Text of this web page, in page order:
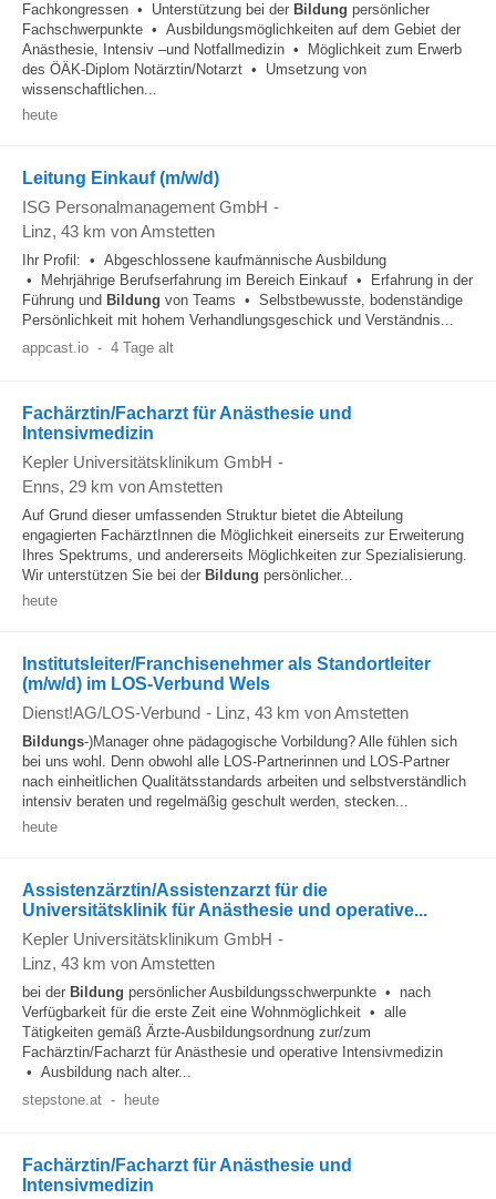
Fachkongressen • Unterstützung bei der Bildung persönlicher
Fachschwerpunkte • Ausbildungsmöglichkeiten auf dem Gebiet der
Anästhesie, Intensiv –und Notfallmedizin • Möglichkeit zum Erwerb
des ÖÄK-Diplom Notärztin/Notarzt • Umsetzung von
wissenschaftlichen...
heute
Leitung Einkauf (m/w/d)
ISG Personalmanagement GmbH -
Linz, 43 km von Amstetten
Ihr Profil: • Abgeschlossene kaufmännische Ausbildung
• Mehrjährige Berufserfahrung im Bereich Einkauf • Erfahrung in der
Führung und Bildung von Teams • Selbstbewusste, bodenständige
Persönlichkeit mit hohem Verhandlungsgeschick und Verständnis...
appcast.io - 4 Tage alt
Fachärztin/Facharzt für Anästhesie und
Intensivmedizin
Kepler Universitätsklinikum GmbH -
Enns, 29 km von Amstetten
Auf Grund dieser umfassenden Struktur bietet die Abteilung
engagierten FachärztInnen die Möglichkeit einerseits zur Erweiterung
Ihres Spektrums, und andererseits Möglichkeiten zur Spezialisierung.
Wir unterstützen Sie bei der Bildung persönlicher...
heute
Institutsleiter/Franchisenehmer als Standortleiter
(m/w/d) im LOS-Verbund Wels
Dienst!AG/LOS-Verbund - Linz, 43 km von Amstetten
Bildungs-)Manager ohne pädagogische Vorbildung? Alle fühlen sich
bei uns wohl. Denn obwohl alle LOS-Partnerinnen und LOS-Partner
nach einheitlichen Qualitätsstandards arbeiten und selbstverständlich
intensiv beraten und regelmäßig geschult werden, stecken...
heute
Assistenzärztin/Assistenzarzt für die
Universitätsklinik für Anästhesie und operative...
Kepler Universitätsklinikum GmbH -
Linz, 43 km von Amstetten
bei der Bildung persönlicher Ausbildungsschwerpunkte • nach
Verfügbarkeit für die erste Zeit eine Wohnmöglichkeit • alle
Tätigkeiten gemäß Ärzte-Ausbildungsordnung zur/zum
Fachärztin/Facharzt für Anästhesie und operative Intensivmedizin
• Ausbildung nach alter...
stepstone.at - heute
Fachärztin/Facharzt für Anästhesie und
Intensivmedizin